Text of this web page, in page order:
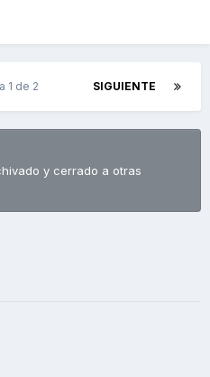
SIGUIENTE
1 de 2
y cerrado a otras